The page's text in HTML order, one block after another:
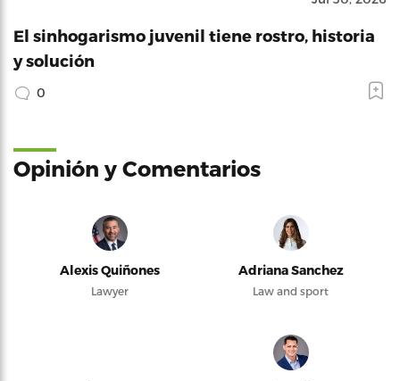
El sinhogarismo juvenil tiene rostro, historia
y solución
0
Opinión y Comentarios
Alexis Quiñones
Lawyer
Adriana Sanchez
Law and sport